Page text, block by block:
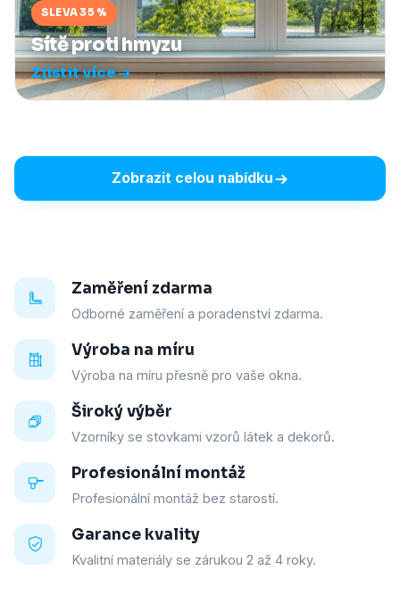
SLEVA 35 %
Sítě proti hmyzu
Zjistit více
Zobrazit celou nabídku
Zaměření zdarma
Odborné zaměření a poradenství zdarma.
Výroba na míru
Výroba na míru přesně pro vaše okna.
Široký výběr
Vzorníky se stovkami vzorů látek a dekorů.
Profesionální montáž
Profesionální montáž bez starostí.
Garance kvality
Kvalitní materiály se zárukou 2 až 4 roky.